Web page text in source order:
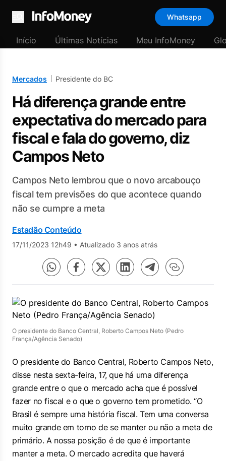
Menu
Whatsapp
Início Últimas Notícias Meu InfoMoney
Mercados Presidente do BC
Há diferença grande entre
expectativa do mercado para
fiscal e fala do governo, diz
Campos Neto
Campos Neto lembrou que o novo arcabouço
fiscal tem previsões do que acontece quando
não se cumpre a meta
Estadão Conteúdo
17/11/2023 12h49 • Atualizado 3 anos atrás
O presidente do Banco Central, Roberto Campos Neto (Pedro
França/Agência Senado)
O presidente do Banco Central, Roberto Campos Neto,
disse nesta sexta-feira, 17, que há uma diferença
grande entre o que o mercado acha que é possível
fazer no fiscal e o que o governo tem prometido. “O
Brasil é sempre uma história fiscal. Tem uma conversa
muito grande em torno de se manter ou não a meta de
primário. A nossa posição é de que é importante
manter a meta. O mercado acredita que haverá